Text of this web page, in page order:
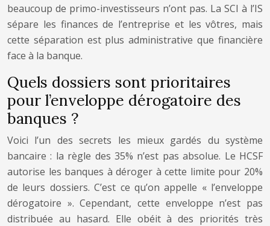
beaucoup de primo-investisseurs n’ont pas. La SCI à l’IS
sépare les finances de l’entreprise et les vôtres, mais
cette séparation est plus administrative que financière
face à la banque.
Quels dossiers sont prioritaires
pour l’enveloppe dérogatoire des
banques ?
Voici l’un des secrets les mieux gardés du système
bancaire : la règle des 35% n’est pas absolue. Le HCSF
autorise les banques à déroger à cette limite pour 20%
de leurs dossiers. C’est ce qu’on appelle « l’enveloppe
dérogatoire ». Cependant, cette enveloppe n’est pas
distribuée au hasard. Elle obéit à des priorités très